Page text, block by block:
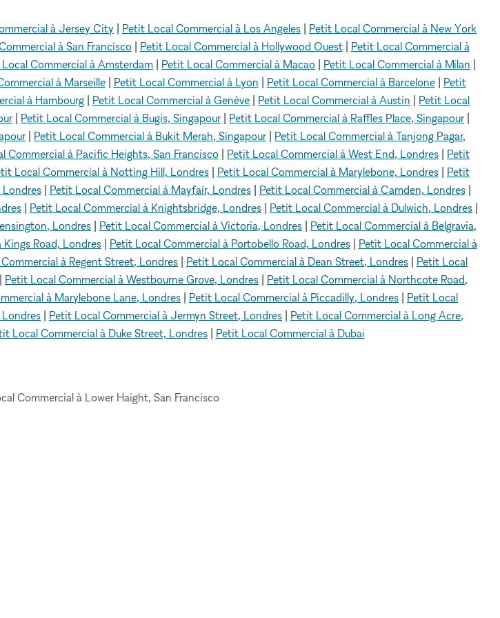
à Jersey City | Petit Local Commercial à Los Angeles | Petit Local Commercial à New York
à San Francisco| Petit Local Commercial à Hollywood Ouest| Petit Local Commercial à
Commercial à Amsterdam | Petit Local Commercial à Macao | Petit Local Commercial à Milan |
à Marseille| Petit Local Commercial à Lyon | Petit Local Commercial à Barcelone| Petit
à Hambourg | Petit Local Commercial à Genève | Petit Local Commercial à Austin | Petit Local
| Petit Local Commercial à Bugis, Singapour | Petit Local Commercial à Raffles Place, Singapour |
| Petit Local Commercial à Bukit Merah, Singapour | Petit Local Commercial à Tanjong Pagar,
Commercial à Pacific Heights, San Francisco | Petit Local Commercial à West End, Londres | Petit
Local Commercial à Notting Hill, Londres| Petit Local Commercial à Marylebone, Londres| Petit
| Petit Local Commercial à Mayfair, Londres| Petit Local Commercial à Camden, Londres|
| Petit Local Commercial à Knightsbridge, Londres | Petit Local Commercial à Dulwich, Londres |
Londres | Petit Local Commercial à Victoria, Londres | Petit Local Commercial à Belgravia,
Road, Londres| Petit Local Commercial à Portobello Road, Londres| Petit Local Commercial à
à Regent Street, Londres | Petit Local Commercial à Dean Street, Londres | Petit Local
| Petit Local Commercial à Westbourne Grove, Londres | Petit Local Commercial à Northcote Road,
à Marylebone Lane, Londres | Petit Local Commercial à Piccadilly, Londres | Petit Local
| Petit Local Commercial à Jermyn Street, Londres | Petit Local Commercial à Long Acre,
Local Commercial à Duke Street, Londres| Petit Local Commercial à Dubai
Commercial à Lower Haight, San Francisco